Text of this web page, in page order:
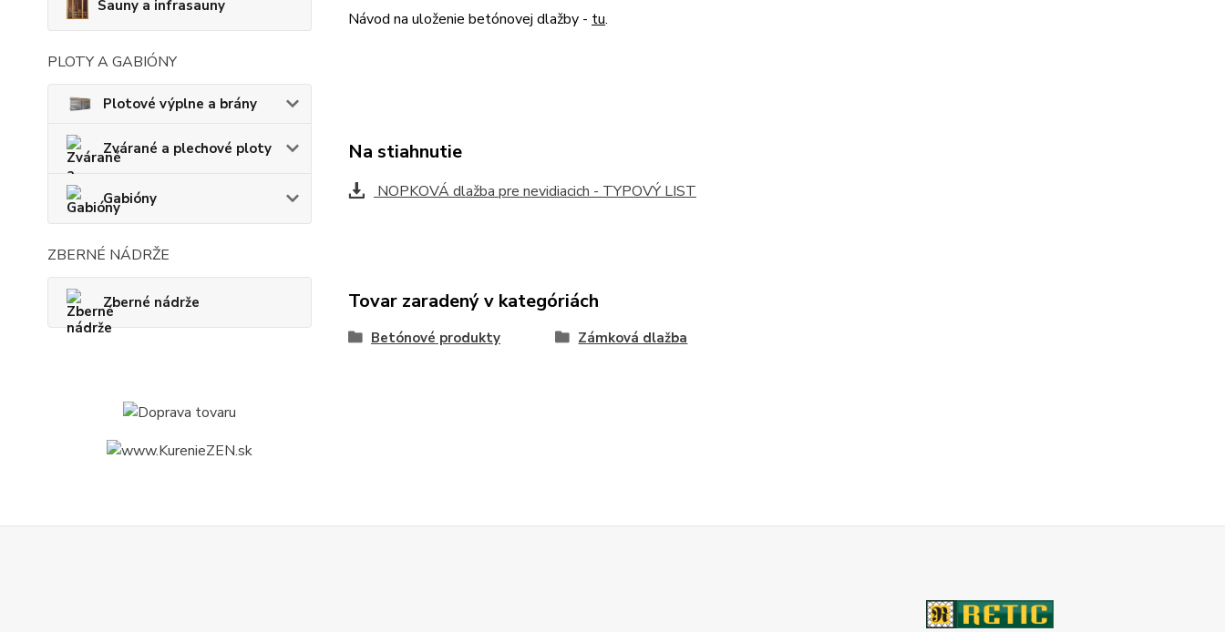
Sauny a infrasauny
PLOTY A GABIÓNY
Plotové výplne a brány
Zvárané a plechové ploty
Gabióny
ZBERNÉ NÁDRŽE
Zberné nádrže
Návod na uloženie betónovej dlažby - tu.
Na stiahnutie
NOPKOVÁ dlažba pre nevidiacich - TYPOVÝ LIST
Tovar zaradený v kategóriách
Betónové produkty Zámková dlažba